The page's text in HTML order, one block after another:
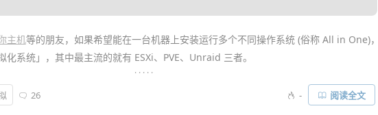
主机等的朋友，如果希望能在一台机器上安装运行多个不同操作系统 (俗称 All in One)，
化系统」，其中最主流的就有 ESXi、PVE、Unraid 三者。
Environment) 是一个既可运行
也能运行 Docker 容器的虚拟化环境平台。它
技术开发，完全 免费！通过 PVE 你可以随时创建管理多台虚拟机，在一台 PC 或服务
. . . . .
26 - 阅读全文